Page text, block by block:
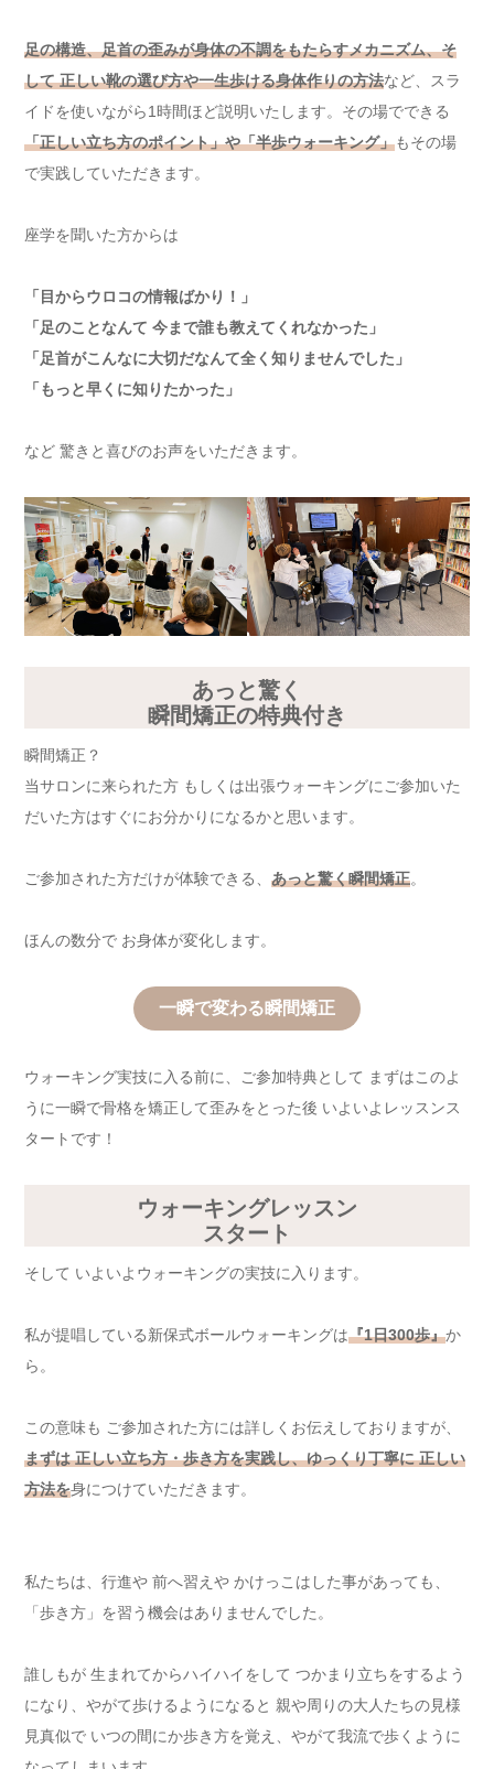
足の構造、足首の歪みが身体の不調をもたらすメカニズム、そ
して 正しい靴の選び方や一生歩ける身体作りの方法など、スラ
イドを使いながら1時間ほど説明いたします。その場でできる
「正しい立ち方のポイント」や「半歩ウォーキング」もその場
で実践していただきます。
座学を聞いた方からは
「目からウロコの情報ばかり！」
「足のことなんて 今まで誰も教えてくれなかった」
「足首がこんなに大切だなんて全く知りませんでした」
「もっと早くに知りたかった」
など 驚きと喜びのお声をいただきます。
あっと驚く
瞬間矯正の特典付き
瞬間矯正？
当サロンに来られた方 もしくは出張ウォーキングにご参加いた
だいた方はすぐにお分かりになるかと思います。
ご参加された方だけが体験できる、 あっと驚く瞬間矯正。
ほんの数分で お身体が変化します。
一瞬で変わる瞬間矯正
ウォーキング実技に入る前に、ご参加特典として まずはこのよ
うに一瞬で骨格を矯正して歪みをとった後 いよいよレッスンス
タートです！
ウォーキングレッスン
スタート
そして いよいよウォーキングの実技に入ります。
私が提唱している新保式ボールウォーキングは『1日300歩』か
ら。
この意味も ご参加された方には詳しくお伝えしておりますが、
まずは 正しい立ち方・歩き方を実践し、ゆっくり丁寧に 正しい
方法を身につけていただきます。
私たちは、行進や 前へ習えや かけっこはした事があっても、
「歩き方」を習う機会はありませんでした。
誰しもが 生まれてからハイハイをして つかまり立ちをするよう
になり、やがて歩けるようになると 親や周りの大人たちの見様
見真似で いつの間にか歩き方を覚え、やがて我流で歩くように